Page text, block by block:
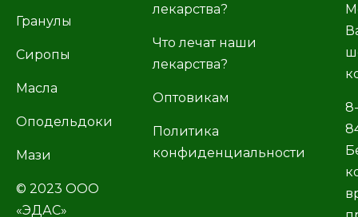
Гранулы
Сиропы
Масла
Оподельдоки
Мази
© 2023 ООО
«ЭДАС»
лекарства?
Что лечат наши
лекарства?
Оптовикам
Политика
конфиденциальности